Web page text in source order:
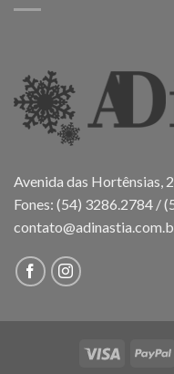
Avenida das Hortênsias,
Fones: (54) 3286.2784 /